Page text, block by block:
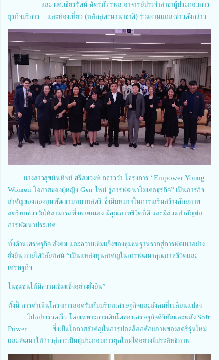
และ ผศ.เธียรรัตน์ ฉัตรภัทรพล อาจารย์ประจำสาขาผู้ประกอบการ
ธุรกิจบริการ และท่องเที่ยว (หลักสูตรนานาชาติ) ร่วมงานแถลงข่าวดังกล่าว
นางสาวสุขนันทิพย์ ศรีสมวงษ์ กล่าวว่า โครงการ “Empower Young
Women โอกาสของผู้หญิง Gen ใหม่ สู่การพัฒนาโมเดลธุรกิจ” เป็นภารกิจ
สำคัญของกองทุนพัฒนาบทบาทสตรี ซึ่งมีบทบาทในการเสริมสร้างศักยภาพ
สตรีทุกช่วงวัยให้สามารถพึ่งพาตนเอง มีคุณภาพชีวิตที่ดี และมีส่วนสำคัญต่อ
การพัฒนาประเทศ
ทั้งด้านเศรษฐกิจ สังคม และความเข้มแข็งของชุมชนฐานรากสู่การพัฒนาอย่าง
ยั่งยืน ภายใต้วิสัยทัศน์ “เป็นแหล่งทุนสำคัญในการพัฒนาคุณภาพชีวิตและ
เศรษฐกิจ
ในชุมชนให้มีความเข้มแข็งอย่างยั่งยืน”
ทั้งนี้ การดำเนินโครงการสอดรับกับบริบทเศรษฐกิจและสังคมที่เปลี่ยนแปลง
ไปอย่างรวดเร็ว โดยเฉพาะการเติบโตของเศรษฐกิจดิจิทัลและพลัง Soft
Power ซึ่งเป็นโอกาสสำคัญในการปลดล็อกศักยภาพของสตรีรุ่นใหม่
และพัฒนาให้ก้าวสู่การเป็นผู้ประกอบการยุคใหม่ได้อย่างมีประสิทธิภาพ